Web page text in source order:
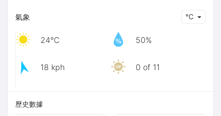
氣象 ℃
24℃ 50%
18 kph 0 of 11
歷史數據